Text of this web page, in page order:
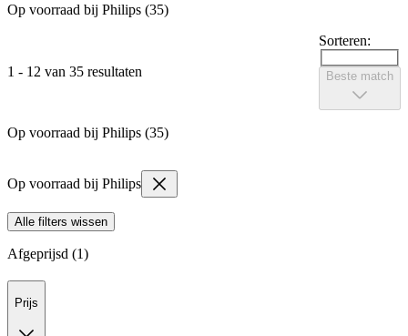
Op voorraad bij Philips (35)
1 - 12 van 35 resultaten
Sorteren:
Beste match
Op voorraad bij Philips (35)
Op voorraad bij Philips
Alle filters wissen
Afgeprijsd (1)
Prijs